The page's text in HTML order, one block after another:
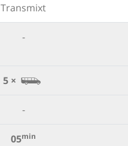
Transmixt
-
5 ×
-
05min